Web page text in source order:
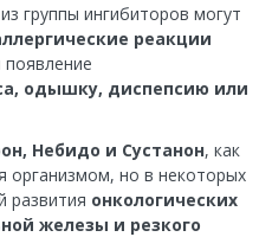
из группы ингибиторов могут
реакции
одышку, диспепсию или
Небидо и Сустанон, как
организмом, но в некоторых
развития онкологических
железы и резкого